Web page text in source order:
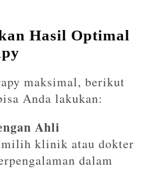
Hasil Optimal
maksimal, berikut
Anda lakukan:
Ahli
klinik atau dokter
dalam